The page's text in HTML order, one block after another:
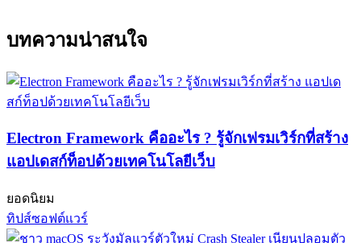
บทความน่าสนใจ
Electron Framework คืออะไร ? รู้จักเฟรมเวิร์กที่สร้าง
แอปเดสก์ท็อปด้วยเทคโนโลยีเว็บ
ยอดนิยม
ทิปส์ซอฟต์แวร์